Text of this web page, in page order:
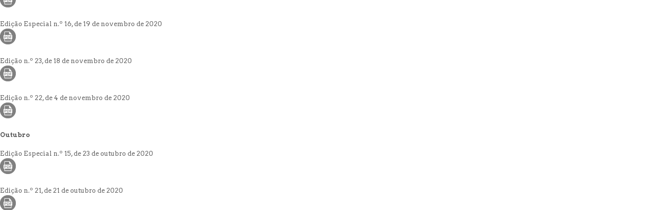
Edição Especial n.º 16, de 19 de novembro de 2020
Edição n.º 23, de 18 de novembro de 2020
Edição n.º 22, de 4 de novembro de 2020
Outubro
Edição Especial n.º 15, de 23 de outubro de 2020
Edição n.º 21, de 21 de outubro de 2020